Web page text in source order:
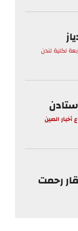
لكلية لندن
الصين
رحمت